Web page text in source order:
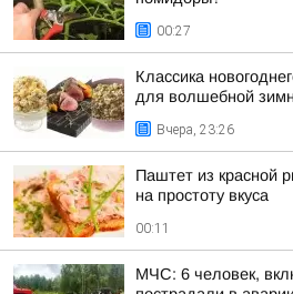
00:27
Классика
для волшебной
Вчера, 23:26
Паштет из красной
на простоту вкуса
00:11
МЧС: 6 человек,